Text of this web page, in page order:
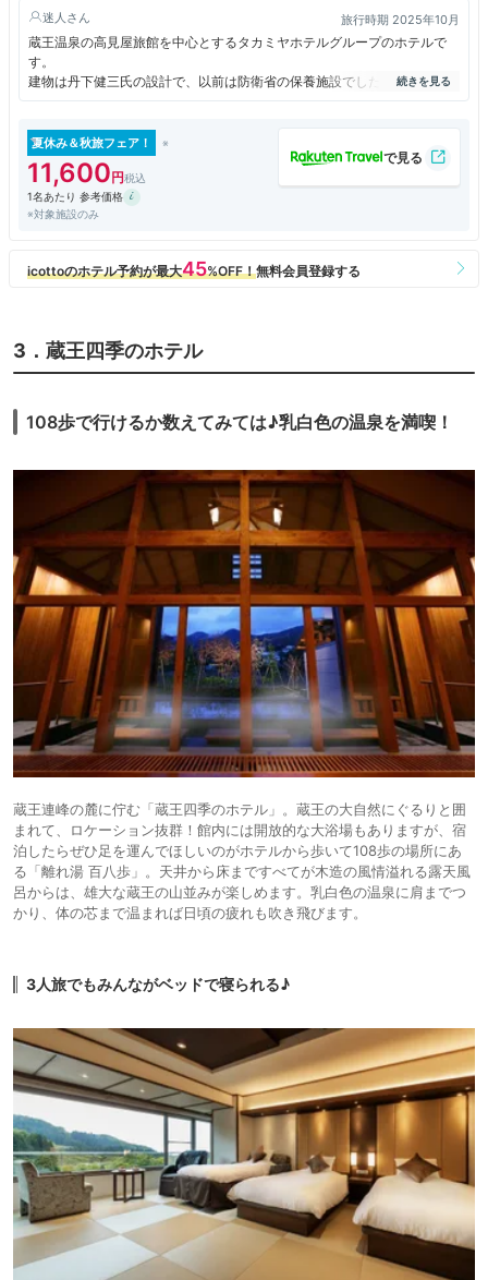
迷人 旅行時期 2025年10月
蔵王温泉の高見屋旅館を中心とするタカミヤホテルグループのホテルで
す。
建物は丹下健三氏の設計で、以前は防衛省の保養施設でした。
道路を挟んだ反対側は蔵王スキー場の横倉ゲレンデ。地蔵山頂から滑り降
ウェイの蔵王山麓駅もあります。
スキーに観光に便利なホテルだと思います。
夏休み＆秋旅フェア！
11,600
1名あたり 参考価格
※対象施設のみ
3．蔵王四季のホテル
108歩で行けるか数えてみては♪乳白色の温泉を満喫！
蔵王連峰の麓に佇む「蔵王四季のホテル」。蔵王の大自然にぐるりと囲
まれて、ロケーション抜群！館内には開放的な大浴場もありますが、宿
泊したらぜひ足を運んでほしいのがホテルから歩いて108歩の場所にあ
る「離れ湯 百八歩」。天井から床まですべてが木造の風情溢れる露天風
呂からは、雄大な蔵王の山並みが楽しめます。乳白色の温泉に肩までつ
かり、体の芯まで温まれば日頃の疲れも吹き飛びます。
3人旅でもみんながベッドで寝られる♪